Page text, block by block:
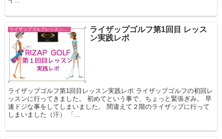
ライザップゴルフレッスン スコアコミット
ライザップゴルフ第1回目 レッス
ン実践レポ
ライザップゴルフ第1回目レッスン実践レポ ライザップゴルフの初回レ
ッスンに行ってきました。 初めてという事で、ちょっと緊張ぎみ。 早
速ドジな事をしてしまいました。 間違えて２階のライザップに行って
しまいました（汗） 「...